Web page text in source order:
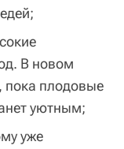
В новом
пока плодовые
уютным;
уже